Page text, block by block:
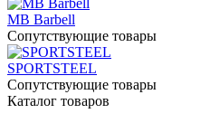
MB Barbell
Сопутствующие товары
SPORTSTEEL
Сопутствующие товары
Каталог товаров